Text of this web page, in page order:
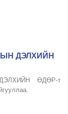
ДЭЛХИЙН
ӨДӨР-т